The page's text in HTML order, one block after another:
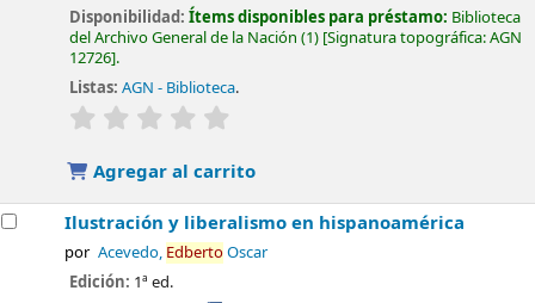
Disponibilidad:Ítems disponibles para préstamo: Biblioteca
del Archivo General de la Nación (1) Signatura topográfica:AGN
12726 .
Listas: AGN - Biblioteca.
valoración
Agregar al carrito
Ilustración y liberalismo en hispanoamérica
por Acevedo, EdbertoOscar
Edición: 1ª ed.